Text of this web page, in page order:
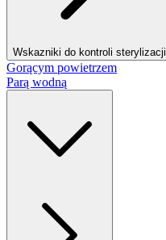
Wskazniki do kontroli sterylizacji
Gorącym powietrzem
Parą wodną